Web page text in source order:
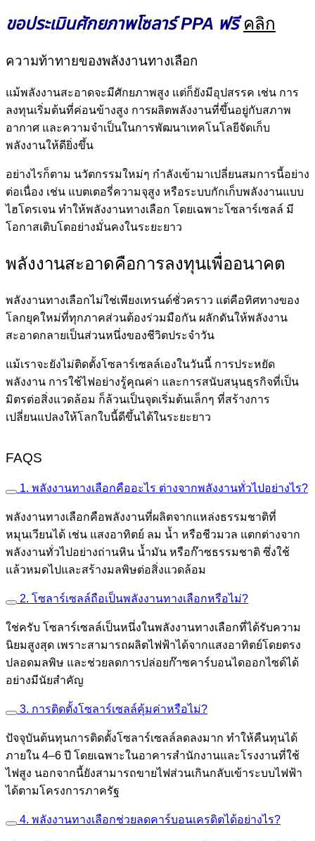
ขอประเมินศักยภาพโซลาร์ PPA ฟรี คลิก
ความท้าทายของพลังงานทางเลือก
แม้พลังงานสะอาดจะมีศักยภาพสูง แต่ก็ยังมีอุปสรรค เช่น การ
ลงทุนเริ่มต้นที่ค่อนข้างสูง การผลิตพลังงานที่ขึ้นอยู่กับสภาพ
อากาศ และความจำเป็นในการพัฒนาเทคโนโลยีจัดเก็บ
พลังงานให้ดียิ่งขึ้น
อย่างไรก็ตาม นวัตกรรมใหม่ๆ กำลังเข้ามาเปลี่ยนสมการนี้อย่าง
ต่อเนื่อง เช่น แบตเตอรี่ความจุสูง หรือระบบกักเก็บพลังงานแบบ
ไฮโดรเจน ทำให้พลังงานทางเลือก โดยเฉพาะโซลาร์เซลล์ มี
โอกาสเติบโตอย่างมั่นคงในระยะยาว
พลังงานสะอาดคือการลงทุนเพื่ออนาคต
พลังงานทางเลือกไม่ใช่เพียงเทรนด์ชั่วคราว แต่คือทิศทางของ
โลกยุคใหม่ที่ทุกภาคส่วนต้องร่วมมือกัน ผลักดันให้พลังงาน
สะอาดกลายเป็นส่วนหนึ่งของชีวิตประจำวัน
แม้เราจะยังไม่ติดตั้งโซลาร์เซลล์เองในวันนี้ การประหยัด
พลังงาน การใช้ไฟอย่างรู้คุณค่า และการสนับสนุนธุรกิจที่เป็น
มิตรต่อสิ่งแวดล้อม ก็ล้วนเป็นจุดเริ่มต้นเล็กๆ ที่สร้างการ
เปลี่ยนแปลงให้โลกใบนี้ดีขึ้นได้ในระยะยาว
FAQS
1. พลังงานทางเลือกคืออะไร ต่างจากพลังงานทั่วไปอย่างไร?
พลังงานทางเลือกคือพลังงานที่ผลิตจากแหล่งธรรมชาติที่
หมุนเวียนได้ เช่น แสงอาทิตย์ ลม น้ำ หรือชีวมวล แตกต่างจาก
พลังงานทั่วไปอย่างถ่านหิน น้ำมัน หรือก๊าซธรรมชาติ ซึ่งใช้
แล้วหมดไปและสร้างมลพิษต่อสิ่งแวดล้อม
2. โซลาร์เซลล์ถือเป็นพลังงานทางเลือกหรือไม่?
ใช่ครับ โซลาร์เซลล์เป็นหนึ่งในพลังงานทางเลือกที่ได้รับความ
นิยมสูงสุด เพราะสามารถผลิตไฟฟ้าได้จากแสงอาทิตย์โดยตรง
ปลอดมลพิษ และช่วยลดการปล่อยก๊าซคาร์บอนไดออกไซด์ได้
อย่างมีนัยสำคัญ
3. การติดตั้งโซลาร์เซลล์คุ้มค่าหรือไม่?
ปัจจุบันต้นทุนการติดตั้งโซลาร์เซลล์ลดลงมาก ทำให้คืนทุนได้
ภายใน 4–6 ปี โดยเฉพาะในอาคารสำนักงานและโรงงานที่ใช้
ไฟสูง นอกจากนี้ยังสามารถขายไฟส่วนเกินกลับเข้าระบบไฟฟ้า
ได้ตามโครงการภาครัฐ
4. พลังงานทางเลือกช่วยลดคาร์บอนเครดิตได้อย่างไร?